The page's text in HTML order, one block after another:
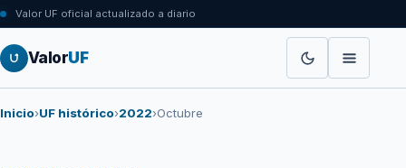
Valor UF oficial actualizado a diario
ValorUF
Inicio›UF histórico›2022›Octubre